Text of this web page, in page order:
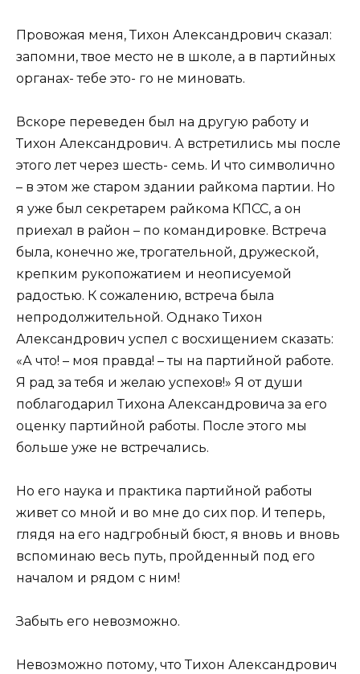
Провожая меня, Тихон Александрович сказал:
запомни, твое место не в школе, а в партийных
органах- тебе это- го не миновать.
Вскоре переведен был на другую работу и
Тихон Александрович. А встретились мы после
этого лет через шесть- семь. И что символично
– в этом же старом здании райкома партии. Но
я уже был секретарем райкома КПСС, а он
приехал в район – по командировке. Встреча
была, конечно же, трогательной, дружеской,
крепким рукопожатием и неописуемой
радостью. К сожалению, встреча была
непродолжительной. Однако Тихон
Александрович успел с восхищением сказать:
«А что! – моя правда! – ты на партийной работе.
Я рад за тебя и желаю успехов!» Я от души
поблагодарил Тихона Александровича за его
оценку партийной работы. После этого мы
больше уже не встречались.
Но его наука и практика партийной работы
живет со мной и во мне до сих пор. И теперь,
глядя на его надгробный бюст, я вновь и вновь
вспоминаю весь путь, пройденный под его
началом и рядом с ним!
Забыть его невозможно.
Невозможно потому, что Тихон Александрович